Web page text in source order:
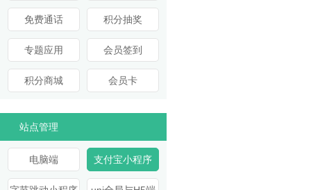
免费通话 积分抽奖
专题应用 会员签到
积分商城 会员卡
站点管理
电脑端 支付宝小程序